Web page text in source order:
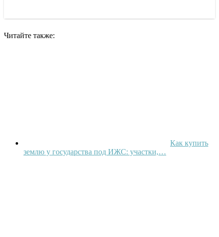
Читайте также:
Как купить
землю у государства под ИЖС: участки,…